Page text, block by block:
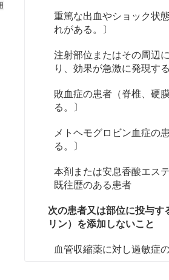
重篤な出血やショック状
れがある。〕
注射部位またはその周辺
り、効果が急激に発現す
敗血症の患者（脊椎、硬
る。〕
メトヘモグロビン血症の
る。〕
本剤または安息香酸エス
既往歴のある患者
次の患者又は部位に投与す
リン）を添加しないこと
血管収縮薬に対し過敏症